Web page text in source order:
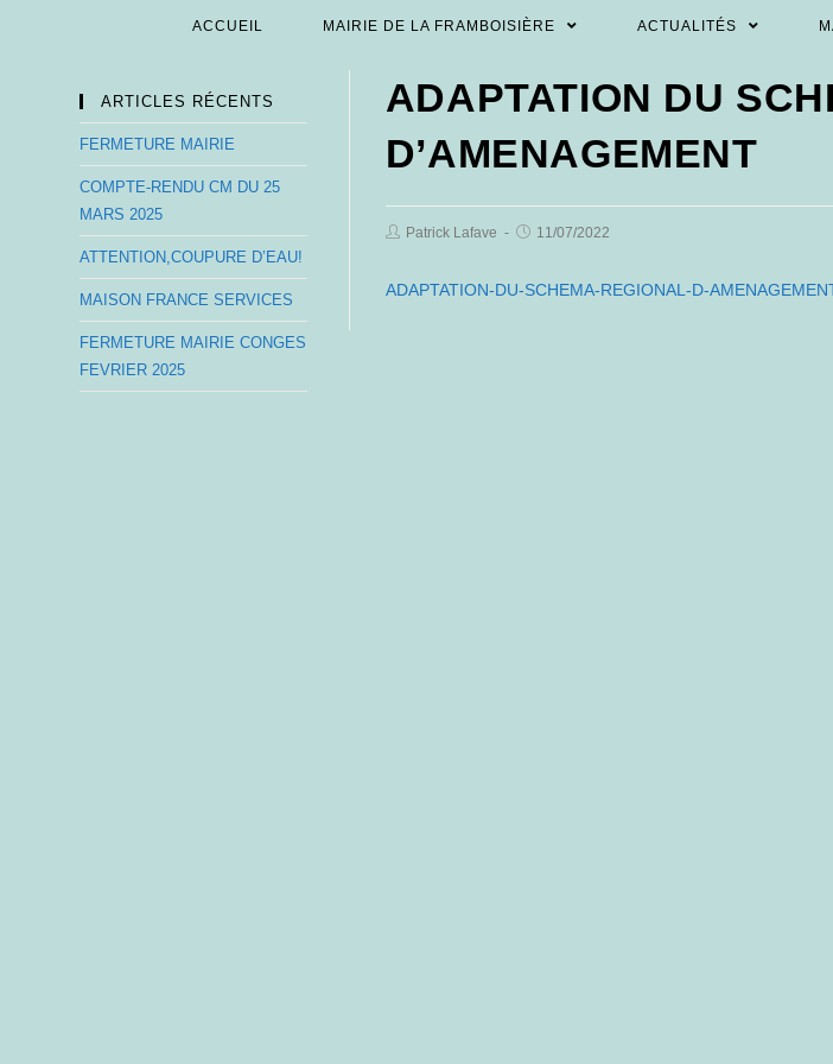
ACCUEIL MAIRIE DE LA FRAMBOISIÈRE ACTUALITÉS
ARTICLES RÉCENTS
FERMETURE MAIRIE
COMPTE-RENDU CM DU 25
MARS 2025
ATTENTION,COUPURE D’EAU!
MAISON FRANCE SERVICES
FERMETURE MAIRIE CONGES
FEVRIER 2025
ADAPTATION DU
D’AMENAGEMENT
PostPatrick Lafave
Post11/07/2022
ADAPTATION-DU-SCHEMA-REGIONAL-D-